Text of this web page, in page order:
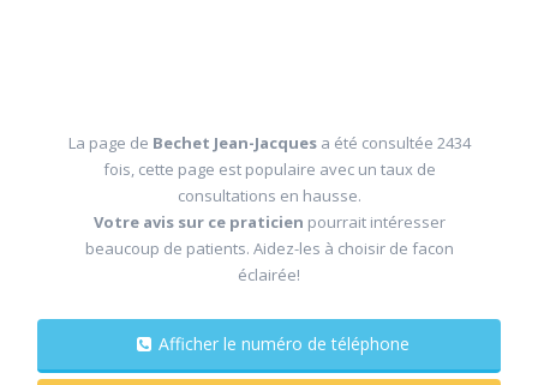
La page de Bechet Jean-Jacques a été consultée 2434
fois, cette page est populaire avec un taux de
consultations en hausse.
Votre avis sur ce praticien pourrait intéresser
beaucoup de patients. Aidez-les à choisir de facon
éclairée!
Afficher le numéro de téléphone